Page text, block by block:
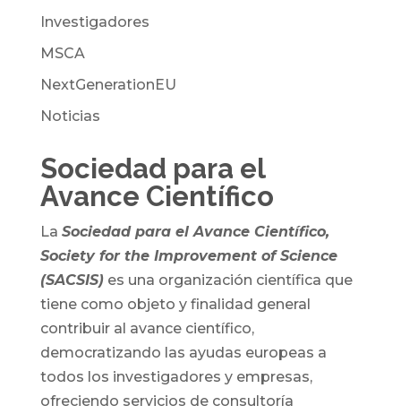
Investigadores
MSCA
NextGenerationEU
Noticias
Sociedad para el
Avance Científico
La Sociedad para el Avance Científico,
Society for the Improvement of Science
(SACSIS)es una organización científica que
tiene como objeto y finalidad general
contribuir al avance científico,
democratizando las ayudas europeas a
todos los investigadores y empresas,
ofreciendo servicios de consultoría